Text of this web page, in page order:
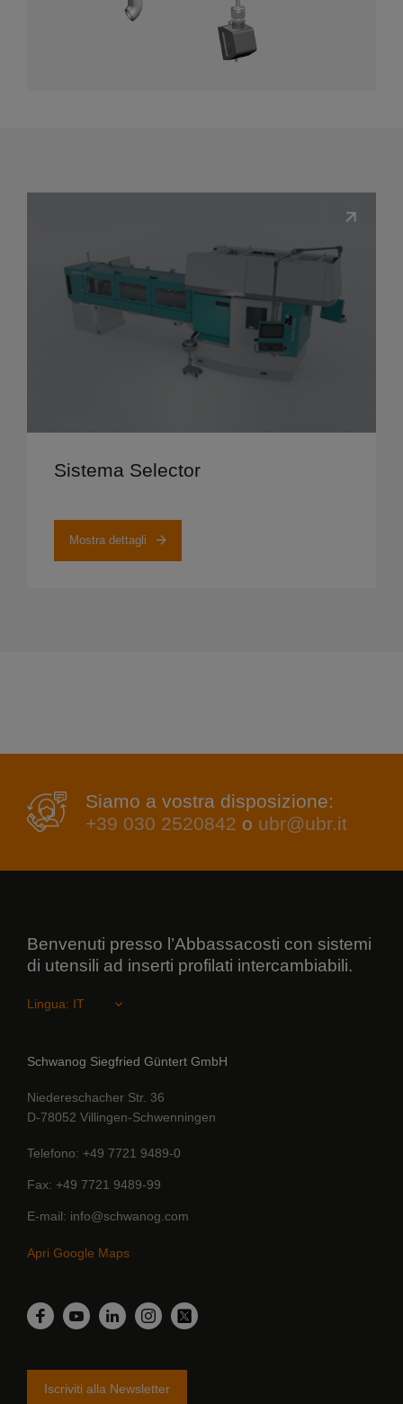
Sistema Selector
Mostra dettagli
Siamo a vostra disposizione:
+39 030 2520842 o ubr@ubr.it
Benvenuti presso l’Abbassacosti con sistemi
di utensili ad inserti profilati intercambiabili.
Lingua:
Schwanog Siegfried Güntert GmbH
Niedereschacher Str. 36
D-78052 Villingen-Schwenningen
Telefono +49 7721 9489-0
Fax +49 7721 9489-99
E-mail info@schwanog.com
Apri Google Maps
Facebook
YouTubeLinkedInInstagram
Twitter
Iscriviti alla Newsletter